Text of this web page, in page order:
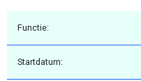
Functie:
Startdatum: